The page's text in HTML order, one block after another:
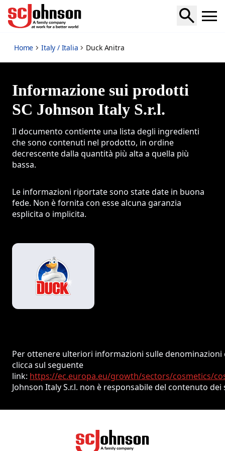
Duck Anitra
Home Italy / Italia Duck Anitra
Informazione sui prodotti
SC Johnson Italy S.r.l.
Il documento contiente una lista degli ingredienti
che sono contenuti nel prodotto, in ordine
decrescente dalla quantità più alta a quella più
bassa.
Le informazioni riportate sono state date in buona
fede. Non è fornita con esse alcuna garanzia
esplicita o implicita.
Per ottenere ulteriori informazioni sulle denominazioni
clicca sul seguente
link: https://ec.europa.eu/growth/sectors/cosmetics/
Johnson Italy S.r.l. non è responsabile del contenuto